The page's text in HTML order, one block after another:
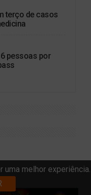
melhor experiência.
terço de casos
pessoas por